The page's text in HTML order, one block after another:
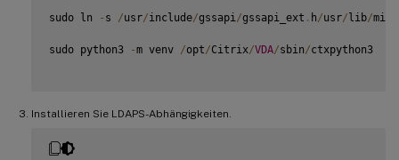
sudo ln - s /usr/include/gssapi /gssapi_ext . h/usr/lib/mit
sudo python3 -m venv /opt/Citrix/VDA/sbin/ctxpython3
Installieren Sie LDAPS-Abhängigkeiten.